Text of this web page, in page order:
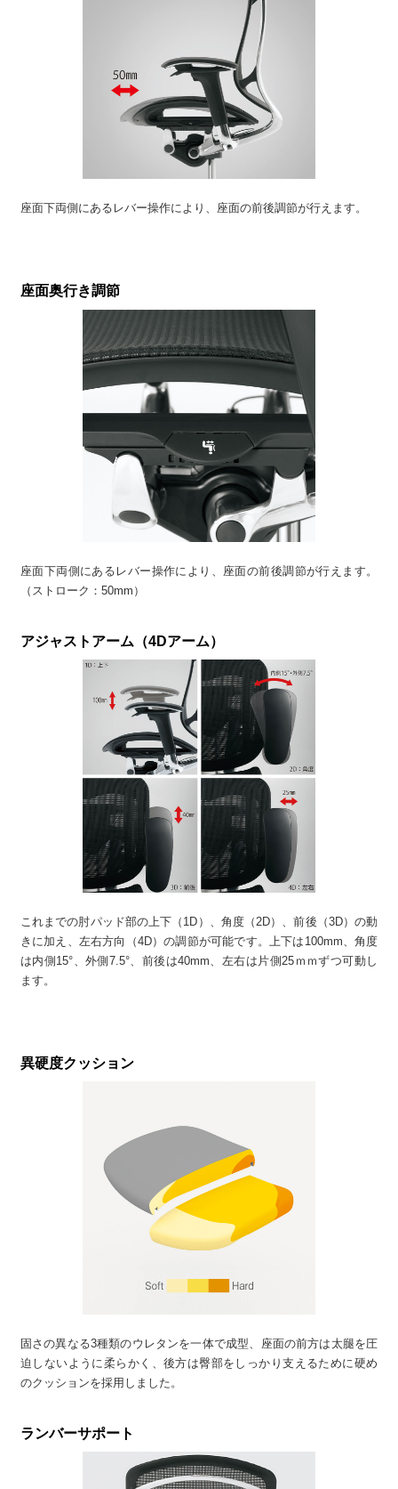
座面下両側にあるレバー操作により、座面の前後調節が行えます。
座面奥行き調節
座面下両側にあるレバー操作により、座面の前後調節が行えます。
（ストローク：50mm）
アジャストアーム（4Dアーム）
これまでの肘パッド部の上下（1D）、角度（2D）、前後（3D）の動
きに加え、左右方向（4D）の調節が可能です。上下は100mm、角度
は内側15°、外側7.5°、前後は40mm、左右は片側25ｍｍずつ可動し
ます。
異硬度クッション
固さの異なる3種類のウレタンを一体で成型、座面の前方は太腿を圧
迫しないように柔らかく、後方は臀部をしっかり支えるために硬め
のクッションを採用しました。
ランバーサポート